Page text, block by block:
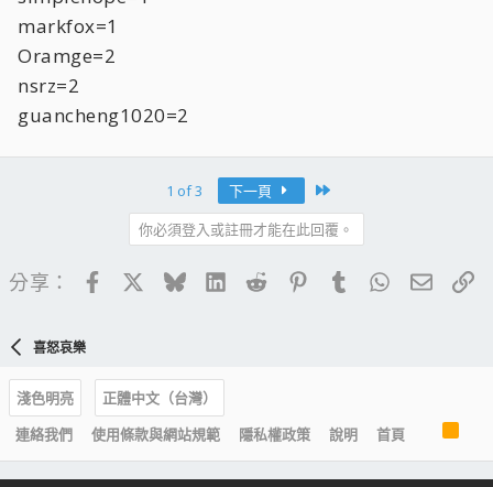
markfox=1
Oramge=2
nsrz=2
guancheng1020=2
1 of 3 下一頁
你必須登入或註冊才能在此回覆。
分享： FacebookBlueskyLinkedIn
Reddit PinterestTumblrWhatsApp
電子
喜怒哀樂
淺色明亮
正體中文（台灣）
連絡我們
使用條款與網站規範 隱私權政策 說明 首頁
R
S
S